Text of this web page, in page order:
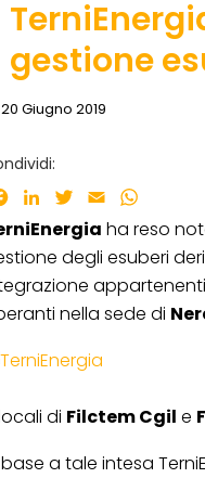
gestione
20 Giugno 2019
Facebook
LinkedInTwitter
Email
ha reso
degli esuberi
nella sede di
di Filctem Cgil e
a tale intesa